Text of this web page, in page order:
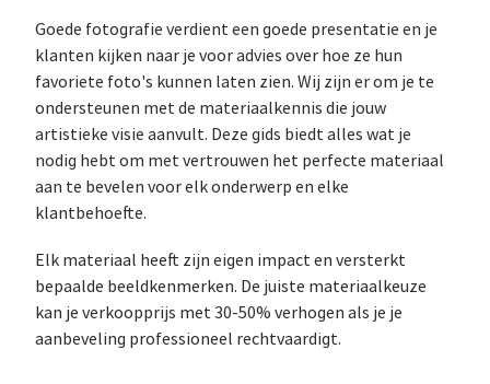
Goede fotografie verdient een goede presentatie en je
klanten kijken naar je voor advies over hoe ze hun
favoriete foto's kunnen laten zien. Wij zijn er om je te
ondersteunen met de materiaalkennis die jouw
artistieke visie aanvult. Deze gids biedt alles wat je
nodig hebt om met vertrouwen het perfecte materiaal
aan te bevelen voor elk onderwerp en elke
klantbehoefte.
Elk materiaal heeft zijn eigen impact en versterkt
bepaalde beeldkenmerken. De juiste materiaalkeuze
kan je verkoopprijs met 30-50% verhogen als je je
aanbeveling professioneel rechtvaardigt.